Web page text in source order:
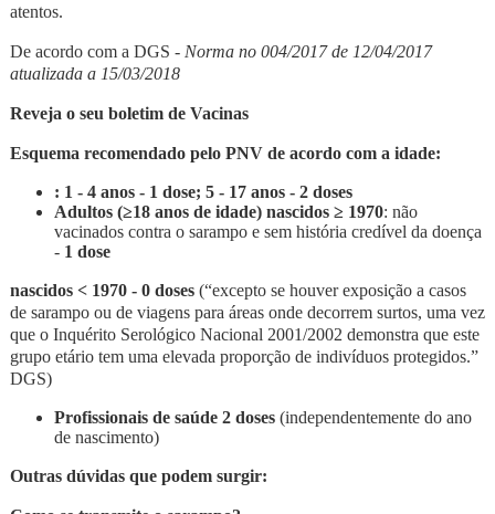
atentos.
De acordo com a DGS - Norma no 004/2017 de 12/04/2017
atualizada a 15/03/2018
Reveja o seu boletim de Vacinas
Esquema recomendado pelo PNV de acordo com a idade:
: 1 - 4 anos - 1 dose; 5 - 17 anos - 2 doses
Adultos (≥18 anos de idade) nascidos ≥ 1970: não
vacinados contra o sarampo e sem história credível da doença
- 1 dose
nascidos < 1970 - 0 doses(“excepto se houver exposição a casos
de sarampo ou de viagens para áreas onde decorrem surtos, uma vez
que o Inquérito Serológico Nacional 2001/2002 demonstra que este
grupo etário tem uma elevada proporção de indivíduos protegidos.”
DGS)
Profissionais de saúde 2 doses(independentemente do ano
de nascimento)
Outras dúvidas que podem surgir: